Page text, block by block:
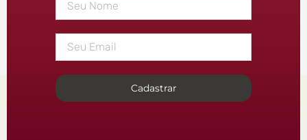
Cadastrar